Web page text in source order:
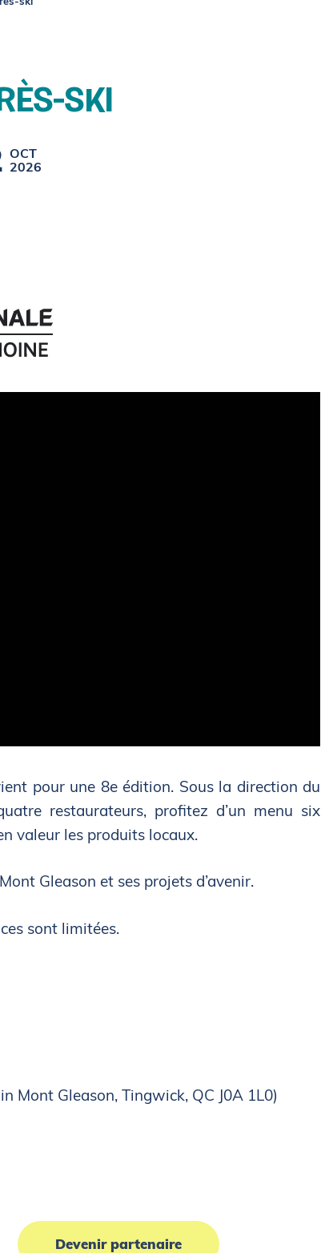
SKI
OCT
2026
pour une 8e édition. Sous la direction du
restaurateurs, profitez d’un menu six
valeur les produits locaux.
Gleason et ses projets d’avenir.
sont limitées.
Mont Gleason, Tingwick, QC J0A 1L0)
Devenir partenaire